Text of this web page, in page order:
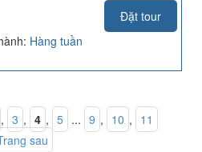
Đặt tour
Hàng tuần
, 3 , 4 , 5 ... 9 , 10 , 11
sau